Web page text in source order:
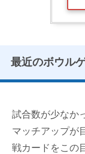
最近のボウル
試合数が少なか
マッチアップが
戦カードをこの